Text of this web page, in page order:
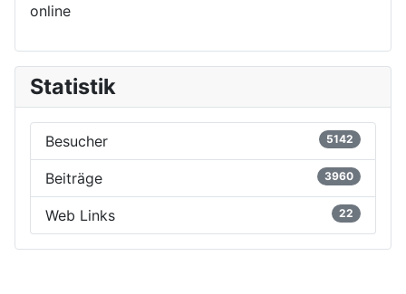
online
Statistik
Besucher 5142
Beiträge 3960
Web Links 22